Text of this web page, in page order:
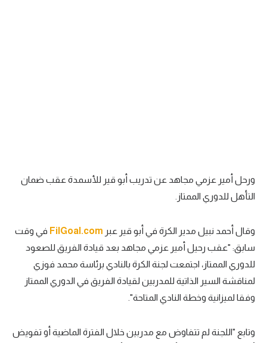
ورحل أمير عزمي مجاهد عن تدريب أبو قير للأسمدة عقب ضمان
التأهل للدوري الممتاز.
وقال أحمد نبيل مدير الكرة في أبو قير عبر
في وقت
سابق: "عقب رحيل أمير عزمي مجاهد بعد قيادة الفريق للصعود
للدوري الممتاز، اجتمعت لجنة الكرة بالنادي برئاسة محمد فوزي
لمناقشة السير الذاتية للمدربين لقيادة الفريق في الدوري الممتاز
وفقا لميزانية وخطة النادي المتاحة".
وتابع "اللجنة لم تتفاوض مع مدربين خلال الفترة الماضية أو تفويض